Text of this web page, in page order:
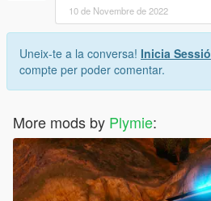
10 de Novembre de 2022
Uneix-te a la conversa! Inicia Sessió
compte per poder comentar.
More mods by Plymie: